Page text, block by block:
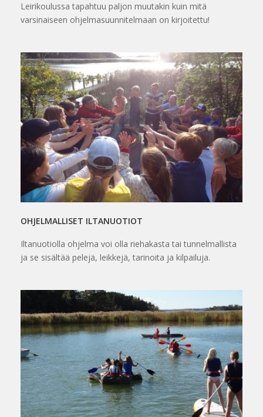
Leirikoulussa tapahtuu paljon muutakin kuin mitä
varsinaiseen ohjelmasuunnitelmaan on kirjoitettu!
OHJELMALLISET ILTANUOTIOT
Iltanuotiolla ohjelma voi olla riehakasta tai tunnelmallista
ja se sisältää pelejä, leikkejä, tarinoita ja kilpailuja.